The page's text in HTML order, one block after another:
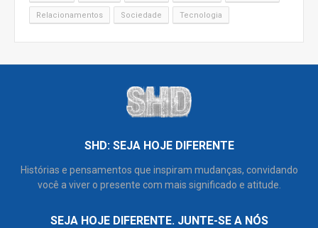
Relacionamentos Sociedade Tecnologia
SHD: SEJA HOJE DIFERENTE
Histórias e pensamentos que inspiram mudanças, convidando
você a viver o presente com mais significado e atitude.
SEJA HOJE DIFERENTE. JUNTE-SE A NÓS